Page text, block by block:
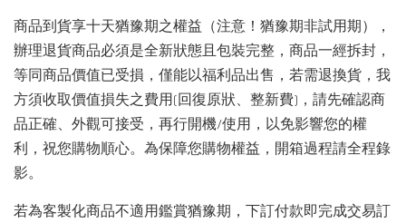
商品到貨享十天猶豫期之權益（注意！猶豫期非試用期），
辦理退貨商品必須是全新狀態且包裝完整，商品一經拆封，
等同商品價值已受損，僅能以福利品出售，若需退換貨，我
方須收取價值損失之費用(回復原狀、整新費)，請先確認商
品正確、外觀可接受，再行開機/使用，以免影響您的權
利，祝您購物順心。為保障您購物權益，開箱過程請全程錄
影。
若為客製化商品不適用鑑賞猶豫期，下訂付款即完成交易訂